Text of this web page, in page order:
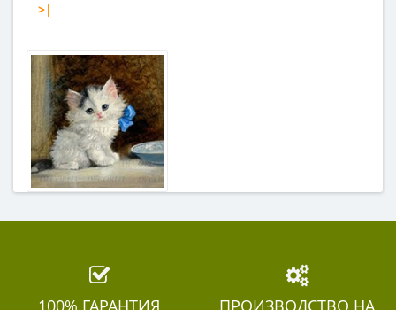
>|
100% ГАРАНТИЯ ПРОИЗВОДСТВО НА